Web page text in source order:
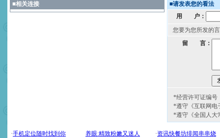
■相关连接 ■请发表您的看法
用 户：
您要为您所发的
留 言：
*经营许可证编号
*遵守《互联网电
*遵守《全国人大
[圣诞节]圣诞节到了，想想